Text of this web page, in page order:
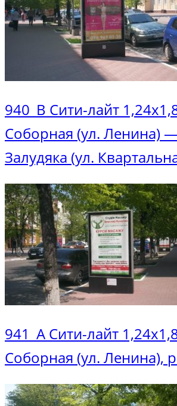
940_В Сити-лайт
Соборная (ул. Ленина)
Залудяка (ул.
941_А Сити-лайт
Соборная (ул. Ленина),